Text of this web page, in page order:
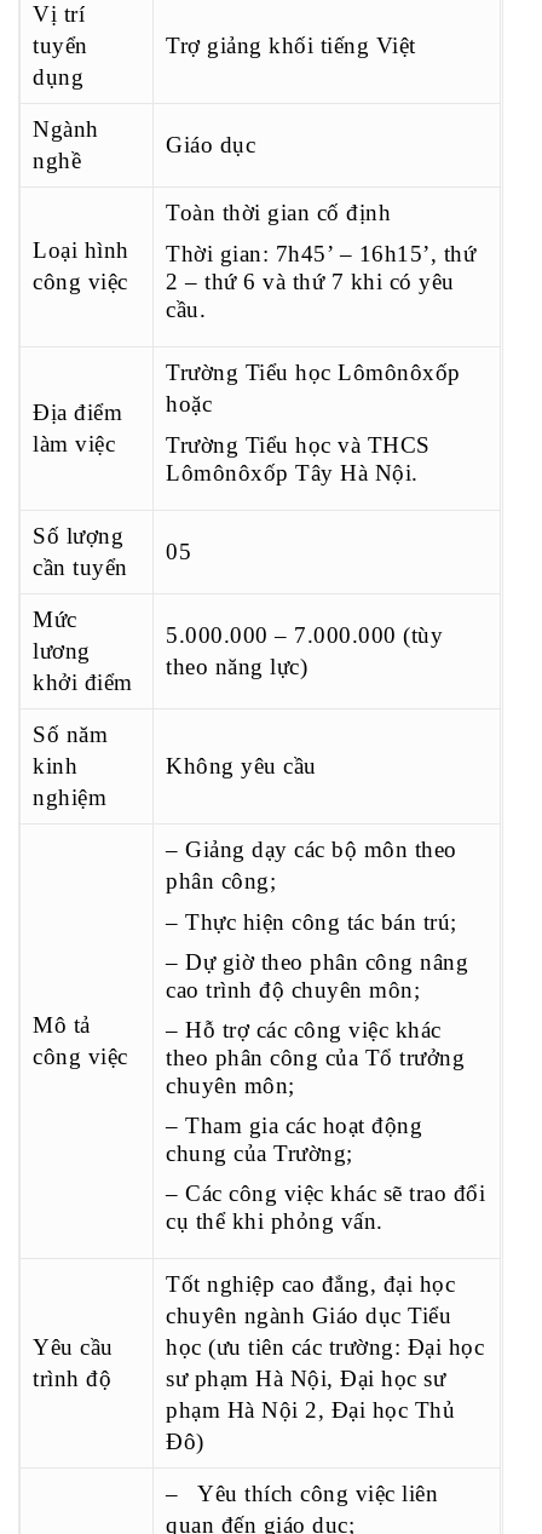
Vị trí
tuyển
dụng
Trợ giảng khối tiếng Việt
Ngành
nghề
Giáo dục
Loại hình
công việc
Toàn thời gian cố định
Thời gian: 7h45’ – 16h15’, thứ
2 – thứ 6 và thứ 7 khi có yêu
cầu.
Địa điểm
làm việc
Trường Tiểu học Lômônôxốp
hoặc
Trường Tiểu học và THCS
Lômônôxốp Tây Hà Nội.
Số lượng
cần tuyển
05
Mức
lương
khởi điểm
5.000.000 – 7.000.000 (tùy
theo năng lực)
Số năm
kinh
nghiệm
Không yêu cầu
Mô tả
công việc
– Giảng dạy các bộ môn theo
phân công;
– Thực hiện công tác bán trú;
– Dự giờ theo phân công nâng
cao trình độ chuyên môn;
– Hỗ trợ các công việc khác
theo phân công của Tổ trưởng
chuyên môn;
– Tham gia các hoạt động
chung của Trường;
– Các công việc khác sẽ trao đổi
cụ thể khi phỏng vấn.
Yêu cầu
trình độ
Tốt nghiệp cao đẳng, đại học
chuyên ngành Giáo dục Tiểu
học (ưu tiên các trường: Đại học
sư phạm Hà Nội, Đại học sư
phạm Hà Nội 2, Đại học Thủ
Đô)
– Yêu thích công việc liên
quan đến giáo dục;